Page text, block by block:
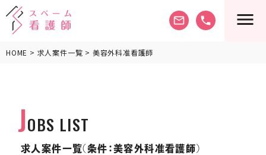
mail_outline phone
HOME > 求人案件一覧 > 美容外科准看護師
JOBS LIST
求人案件一覧(条件：美容外科准看護師)